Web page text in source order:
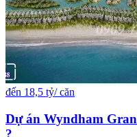
đến 18,5 tỷ/ căn
Dự án Wyndham
?